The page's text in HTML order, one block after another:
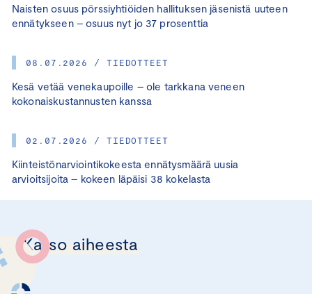
Naisten osuus pörssiyhtiöiden hallituksen jäsenistä uuteen
ennätykseen – osuus nyt jo 37 prosenttia
08.07.2026 / TIEDOTTEET
Kesä vetää venekaupoille – ole tarkkana veneen
kokonaiskustannusten kanssa
02.07.2026 / TIEDOTTEET
Kiinteistönarviointikokeesta ennätysmäärä uusia
arvioitsijoita – kokeen läpäisi 38 kokelasta
Katso aiheesta